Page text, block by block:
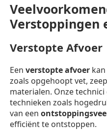
Verstoppingen
Verstopte Afvoer
Een verstopte afvoer
zoals opgehoopt vet,
materialen. Onze
technieken zoals
van een
efficiënt te ontstoppen.